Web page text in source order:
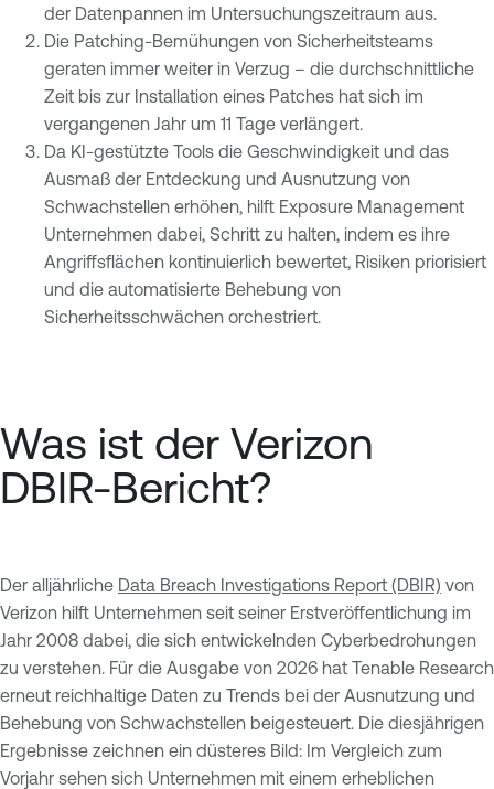
der Datenpannen im Untersuchungszeitraum aus.
Die Patching-Bemühungen von Sicherheitsteams
geraten immer weiter in Verzug – die durchschnittliche
Zeit bis zur Installation eines Patches hat sich im
vergangenen Jahr um 11 Tage verlängert.
Da KI-gestützte Tools die Geschwindigkeit und das
Ausmaß der Entdeckung und Ausnutzung von
Schwachstellen erhöhen, hilft Exposure Management
Unternehmen dabei, Schritt zu halten, indem es ihre
Angriffsflächen kontinuierlich bewertet, Risiken priorisiert
und die automatisierte Behebung von
Sicherheitsschwächen orchestriert.
Was ist der Verizon
DBIR-Bericht?
Der alljährliche Data Breach Investigations Report (DBIR) von
Verizon hilft Unternehmen seit seiner Erstveröffentlichung im
Jahr 2008 dabei, die sich entwickelnden Cyberbedrohungen
zu verstehen. Für die Ausgabe von 2026 hat Tenable Research
erneut reichhaltige Daten zu Trends bei der Ausnutzung und
Behebung von Schwachstellen beigesteuert. Die diesjährigen
Ergebnisse zeichnen ein düsteres Bild: Im Vergleich zum
Vorjahr sehen sich Unternehmen mit einem erheblichen